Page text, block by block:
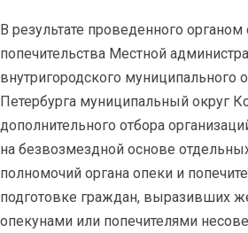
В результате проведенного органом
попечительства Местной
внутригородского муниципального
Петербурга муниципальный округ
дополнительного отбора
на безвозмездной основе
полномочий органа опеки и
подготовке граждан, выразивших
опекунами или попечителями